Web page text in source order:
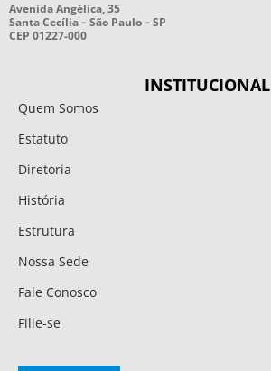
Avenida Angélica, 35
Santa Cecília – São Paulo – SP
CEP 01227-000
INSTITUCIONAL
Quem Somos
Estatuto
Diretoria
História
Estrutura
Nossa Sede
Fale Conosco
Filie-se